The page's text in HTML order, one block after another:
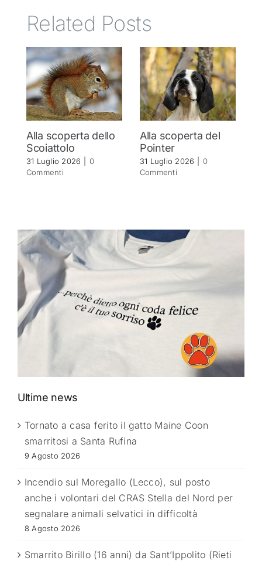
Related Posts
Alla scoperta dello
Scoiattolo
31 Luglio 2026
0
Commenti
Alla scoperta del
Pointer
31 Luglio 2026
0
Commenti
Ultime news
Tornato a casa ferito il gatto Maine Coon
smarritosi a Santa Rufina
9 Agosto 2026
Incendio sul Moregallo (Lecco), sul posto
anche i volontari del CRAS Stella del Nord per
segnalare animali selvatici in difficoltà
8 Agosto 2026
Smarrito Birillo (16 anni) da Sant’Ippolito (Rieti